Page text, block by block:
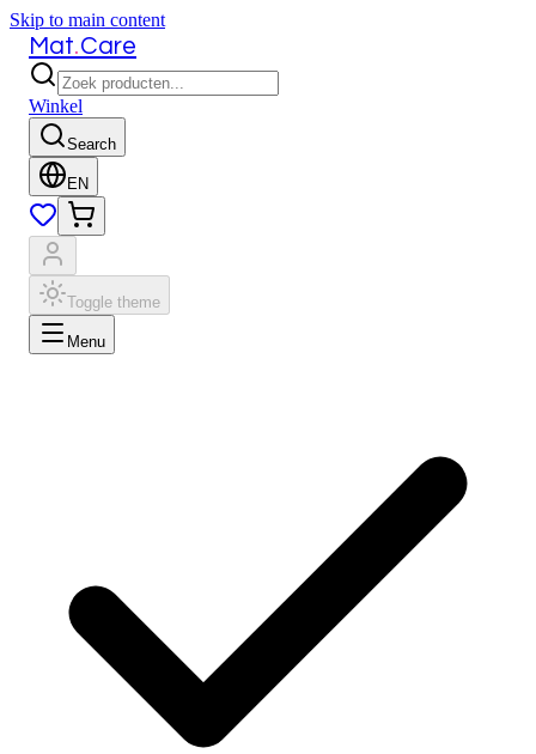
Skip to main content
Mat.Care
Winkel
Search
EN
Toggle theme
Menu